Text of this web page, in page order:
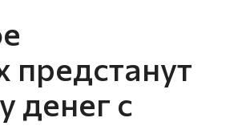
предстанут
денег с